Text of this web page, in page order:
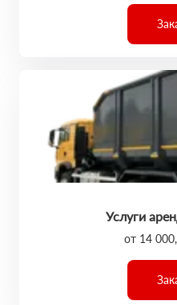
Услуги
от 14